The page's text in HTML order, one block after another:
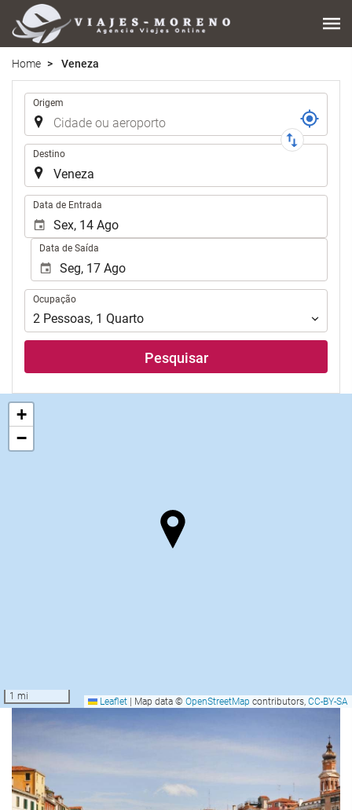
Home Veneza
Trajecto
Origem
Destino
Data de Entrada
Data de Saída
Ocupação
Ocupação
2 Pessoas, 1 Quarto
Pesquisar
+
−
1 mi Leaflet | Map data © OpenStreetMap contributors, CC-BY-SA